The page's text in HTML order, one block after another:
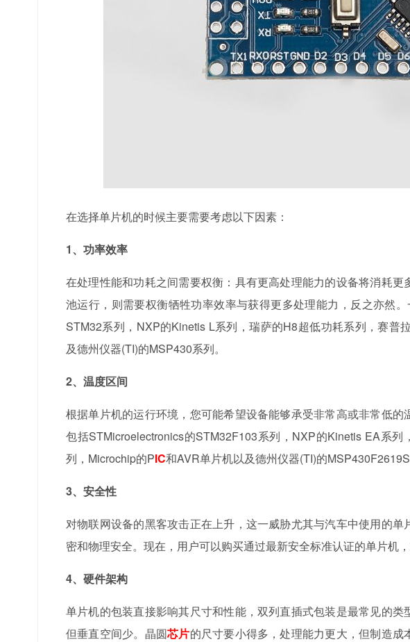
在选择单片机的时候主要需要考虑以下因素：
1、功率效率
在处理性能和功耗之间需要权衡：具有更高处理能力的设备将消耗
池运行，则需要权衡牺牲功率效率与获得更多处理能力，反之亦然
STM32系列，NXP的Kinetis L系列，瑞萨的H8超低功耗系列，赛普
及德州仪器(TI)的MSP430系列。
2、温度区间
根据单片机的运行环境，您可能希望设备能够承受非常高或非常低
包括STMicroelectronics的STM32F103系列，NXP的Kinetis EA系
列，Microchip的PIC和AVR单片机以及德州仪器(TI)的
3、安全性
对物联网设备的黑客攻击正在上升，这一威胁尤其与汽车中使用的
密和物理安全。现在，用户可以购买通过最新安全标准认证的单片机
4、硬件架构
单片机的包装直接影响其尺寸和性能，双列直插式包装是最常见的
但垂直空间少。晶圆芯片的尺寸要小得多，处理能力更大，但制造